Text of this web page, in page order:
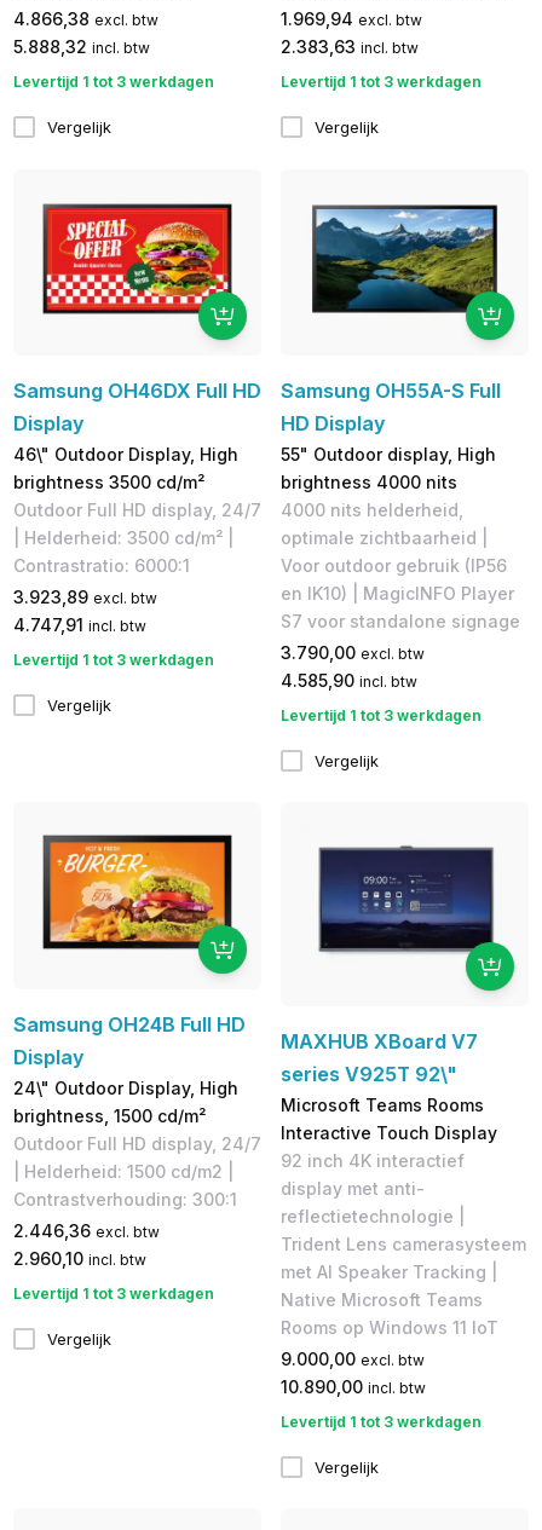
4.866,38 excl. btw
5.888,32 incl. btw
Levertijd 1 tot 3 werkdagen
Vergelijk
1.969,94 excl. btw
2.383,63 incl. btw
Levertijd 1 tot 3 werkdagen
Vergelijk
Samsung OH46DX Full HD
Display
46\" Outdoor Display, High
brightness 3500 cd/m²
Outdoor Full HD display, 24/7
| Helderheid: 3500 cd/m² |
Contrastratio: 6000:1
3.923,89 excl. btw
4.747,91 incl. btw
Levertijd 1 tot 3 werkdagen
Vergelijk
Samsung OH55A-S Full
HD Display
55" Outdoor display, High
brightness 4000 nits
4000 nits helderheid,
optimale zichtbaarheid |
Voor outdoor gebruik (IP56
en IK10) | MagicINFO Player
S7 voor standalone signage
3.790,00 excl. btw
4.585,90 incl. btw
Levertijd 1 tot 3 werkdagen
Vergelijk
Samsung OH24B Full HD
Display
24\" Outdoor Display, High
brightness, 1500 cd/m²
Outdoor Full HD display, 24/7
| Helderheid: 1500 cd/m2 |
Contrastverhouding: 300:1
2.446,36 excl. btw
2.960,10 incl. btw
Levertijd 1 tot 3 werkdagen
Vergelijk
MAXHUB XBoard V7
series V925T 92\"
Microsoft Teams Rooms
Interactive Touch Display
92 inch 4K interactief
display met anti-
reflectietechnologie |
Trident Lens camerasysteem
met AI Speaker Tracking |
Native Microsoft Teams
Rooms op Windows 11 IoT
9.000,00 excl. btw
10.890,00 incl. btw
Levertijd 1 tot 3 werkdagen
Vergelijk